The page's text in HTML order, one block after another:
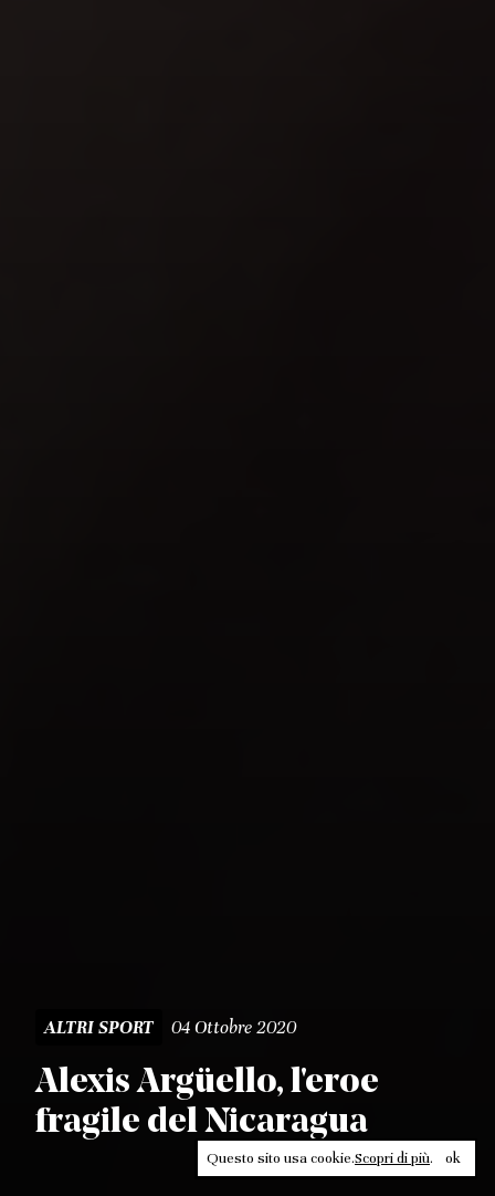
ALTRI SPORT 04 Ottobre 2020
Alexis Argüello, l'eroe
fragile del Nicaragua
Questo sito usa cookie.Scopri di più. ok